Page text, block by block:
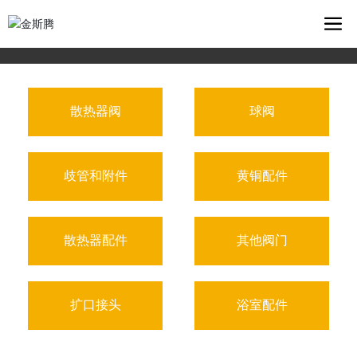
散热器阀 球阀
歧管和附件 黄铜配件
散热器配件 其他阀门
扩口接头 浴室配件